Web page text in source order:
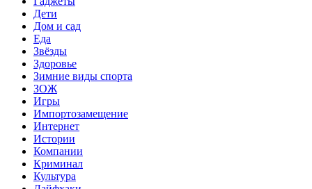
Дети
Дом и сад
Еда
Звёзды
Здоровье
Зимние виды спорта
ЗОЖ
Игры
Импортозамещение
Интернет
Истории
Компании
Криминал
Культура